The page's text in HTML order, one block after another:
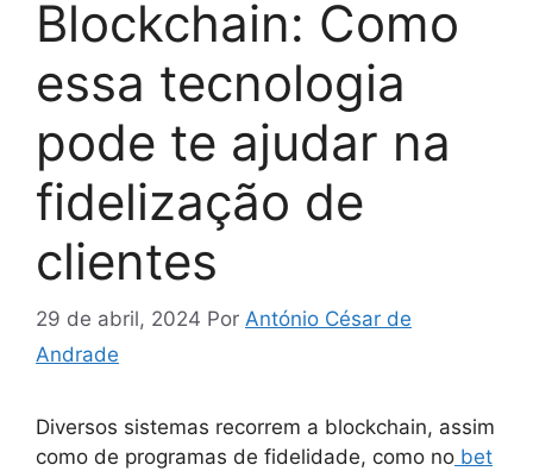
Blockchain: Como
essa tecnologia
pode te ajudar na
fidelização de
clientes
29 de abril, 2024 Por António César de
Andrade
Diversos sistemas recorrem a blockchain, assim
como de programas de fidelidade, como no bet